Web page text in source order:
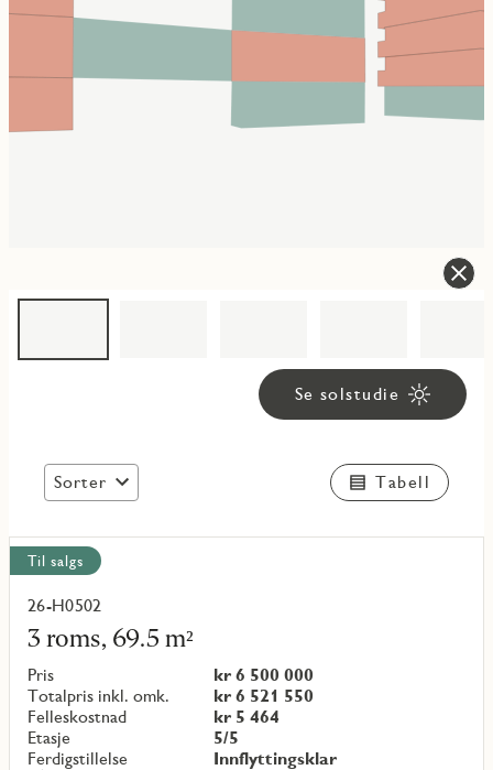
Se solstudie
Sorter Tabell
Vis
alle
objekt
Til salgs
26-H0502
3 roms, 69.5 m²
Pris
kr 6 500 000
Totalpris inkl. omk.
kr 6 521 550
Felleskostnad
kr 5 464
Etasje
5/5
Ferdigstillelse
Innflyttingsklar
Les
mer
om
objekt
{objectNumber}